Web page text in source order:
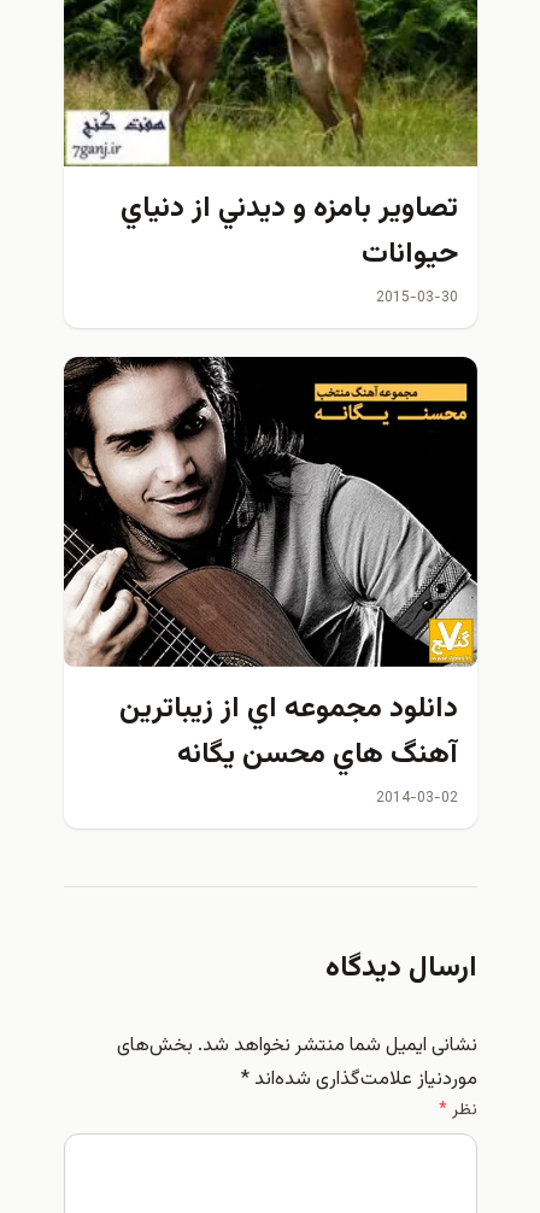
تصاوير بامزه و ديدني از دنياي
حيوانات
2015-03-30
دانلود مجموعه اي از زيباترين
آهنگ هاي محسن يگانه
2014-03-02
ارسال دیدگاه
نشانی ایمیل شما منتشر نخواهد شد. بخش‌های
موردنیاز علامت‌گذاری شده‌اند*
نظر*